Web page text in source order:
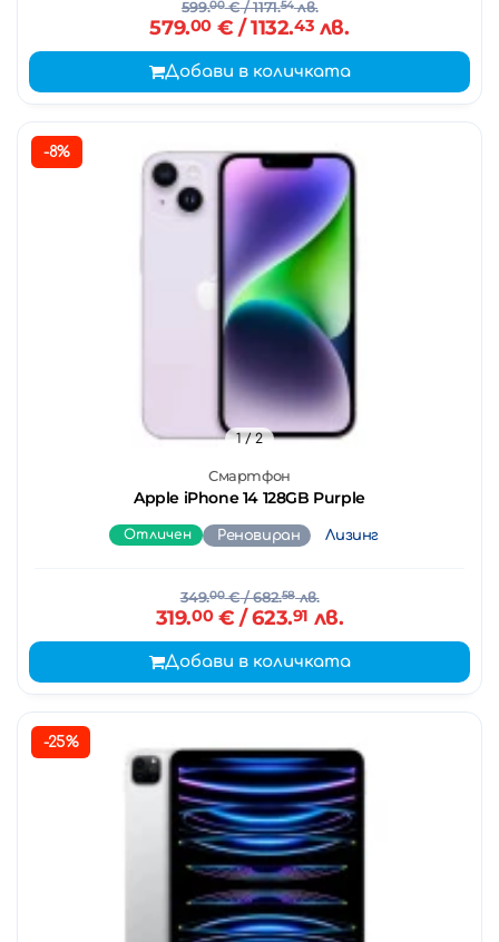
599.00€/ 1171.54лв.
579.00€ / 1132.43 лв.
Добави в количката
-8%
Смартфон
Apple iPhone 14 128GB Purple
1/ 2
Отличен Реновиран Лизинг
349.00€/ 682.58лв.
319.00€ / 623.91 лв.
Добави в количката
-25%